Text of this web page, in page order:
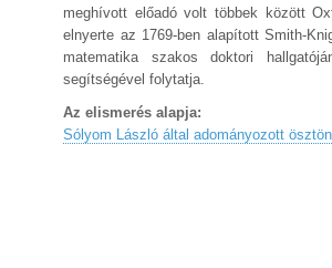
meghívott előadó volt többek között
elnyerte az 1769-ben alapított Smith-
matematika szakos doktori
segítségével folytatja.
Az elismerés alapja:
Sólyom László által adományozott